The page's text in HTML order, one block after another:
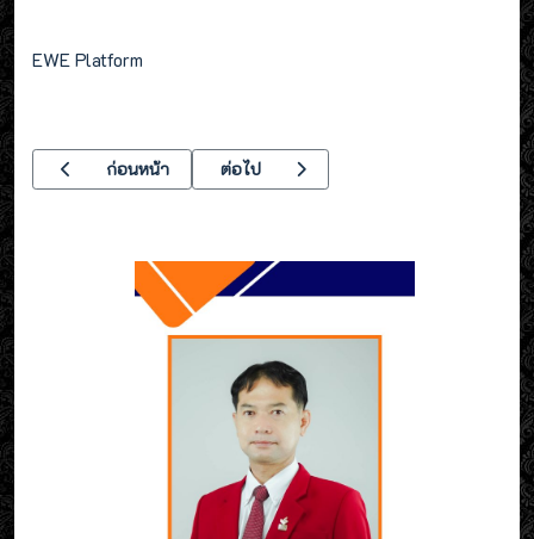
EWE Platform
เนื้อหาก่อนหน้า: เรียนอาชีวศึกษาระบบทวิภาคี มีอาชีพมีรายได้เท่าไร
ก่อนหน้า เนื้อหาถัดไป: ประกาศ ผลการประกวดแผนธุ
ต่อไป